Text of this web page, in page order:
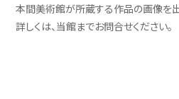
本間美術館が所蔵する作品の画像を
詳しくは、当館までお問合せください。